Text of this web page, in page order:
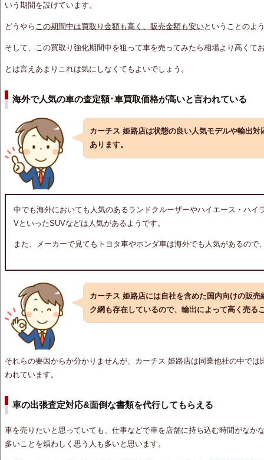
いう期間を設けています。
どうやら この期間中は買取り金額も高く、販売金額も安いということのよ
そして、この買取り強化期間中を狙って車を売ってみたら相場より高くて
とは言えあまりこれは気にしなくてもよいでしょう。
海外で人気の車の査定額･車買取価格が高いと言われている
カーチス 姫路店は状態の良い人気モデルや輸出
あります。
中でも海外においても人気のあるランドクルーザーやハイエース・ハイ
VといったSUVなどは人気があるようです。
また、メーカーで見てもトヨタ車やホンダ車は海外でも人気があるので
カーチス 姫路店には自社を含めた国内向けの販
ク網も存在しているので、輸出によって高く売る
それらの要因からか分かりませんが、カーチス 姫路店は同業他社の中で
われています。
車の出張査定対応&面倒な書類を代行してもらえる
車を売りたいと思っていても、仕事などで車を店舗に持ち込む時間がなか
多いことを煩わしく思う人も多いと思います。